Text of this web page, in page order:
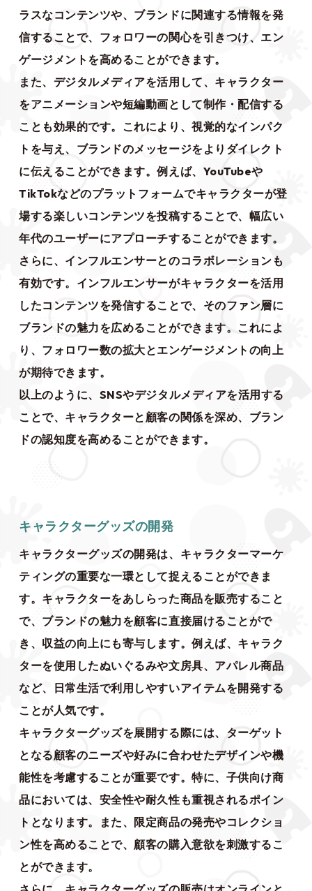
ラスなコンテンツや、ブランドに関連する情報を発
信することで、フォロワーの関心を引きつけ、エン
ゲージメントを高めることができます。
また、デジタルメディアを活用して、キャラクター
をアニメーションや短編動画として制作・配信する
ことも効果的です。これにより、視覚的なインパク
トを与え、ブランドのメッセージをよりダイレクト
に伝えることができます。例えば、YouTubeや
TikTokなどのプラットフォームでキャラクターが登
場する楽しいコンテンツを投稿することで、幅広い
年代のユーザーにアプローチすることができます。
さらに、インフルエンサーとのコラボレーションも
有効です。インフルエンサーがキャラクターを活用
したコンテンツを発信することで、そのファン層に
ブランドの魅力を広めることができます。これによ
り、フォロワー数の拡大とエンゲージメントの向上
が期待できます。
以上のように、SNSやデジタルメディアを活用する
ことで、キャラクターと顧客の関係を深め、ブラン
ドの認知度を高めることができます。
キャラクターグッズの開発
キャラクターグッズの開発は、キャラクターマーケ
ティングの重要な一環として捉えることができま
す。キャラクターをあしらった商品を販売すること
で、ブランドの魅力を顧客に直接届けることがで
き、収益の向上にも寄与します。例えば、キャラク
ターを使用したぬいぐるみや文房具、アパレル商品
など、日常生活で利用しやすいアイテムを開発する
ことが人気です。
キャラクターグッズを展開する際には、ターゲット
となる顧客のニーズや好みに合わせたデザインや機
能性を考慮することが重要です。特に、子供向け商
品においては、安全性や耐久性も重視されるポイン
トとなります。また、限定商品の発売やコレクショ
ン性を高めることで、顧客の購入意欲を刺激するこ
とができます。